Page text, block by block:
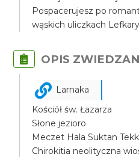
Pospacerujesz po
wąskich uliczkach
OPIS
Larnaka
Kościół św. Łazarza
Słone jezioro
Meczet Hala Suktan
Chirokitia neolityczna